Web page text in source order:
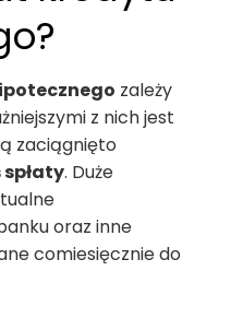
zależy
z nich jest
zaciągnięto
spłaty. Duże
oraz inne
comiesięcznie do